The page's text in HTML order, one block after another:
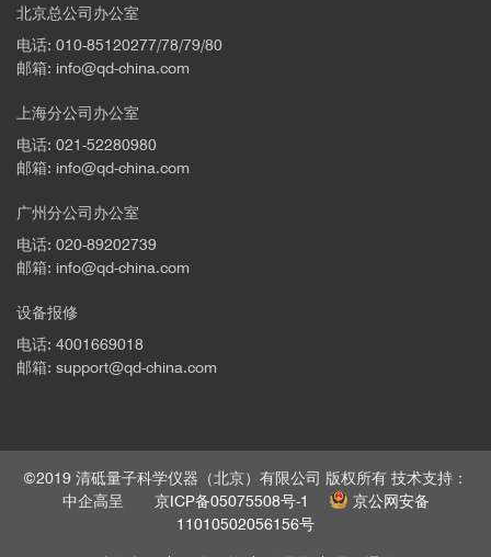
北京总公司办公室
电话: 010-85120277/78/79/80
邮箱: info@qd-china.com
上海分公司办公室
电话: 021-52280980
邮箱: info@qd-china.com
广州分公司办公室
电话: 020-89202739
邮箱: info@qd-china.com
设备报修
电话: 4001669018
邮箱: support@qd-china.com
©2019 清砥量子科学仪器（北京）有限公司 版权所有 技术支持：
中企高呈 京ICP备05075508号-1
京公网安备
11010502056156号